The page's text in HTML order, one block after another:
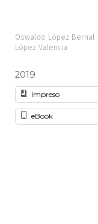
Oswaldo López Bernal
López Valencia
2019
Impreso
eBook